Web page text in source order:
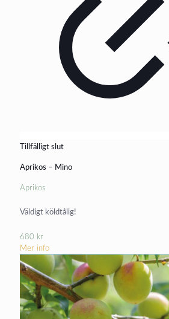
Tillfälligt slut
Aprikos – Mino
Aprikos
Väldigt köldtålig!
680 kr
Mer info